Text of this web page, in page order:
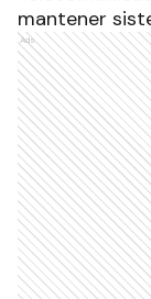
mantener
Ads